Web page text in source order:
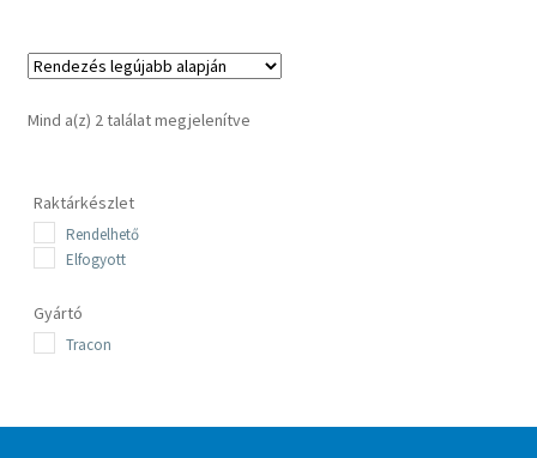
Mind a(z) 2 találat megjelenítveSorted
Raktárkészlet
Rendelhető
Elfogyott
Gyártó
Tracon